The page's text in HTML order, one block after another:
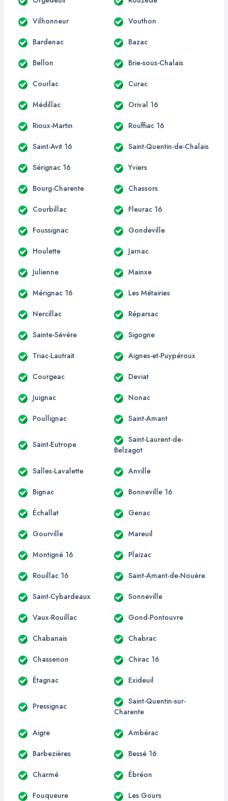
Vilhonneur Vouthon
Bardenac Bazac
Bellon Brie-sous-Chalais
Courlac Curac
Médillac Orival 16
Rioux-Martin Rouffiac 16
Saint-Avit 16 Saint-Quentin-de-Chalais
Sérignac 16 Yviers
Bourg-Charente Chassors
Courbillac Fleurac 16
Foussignac Gondeville
Houlette Jarnac
Julienne Mainxe
Mérignac 16 Les Métairies
Nercillac Réparsac
Sainte-Sévère Sigogne
Triac-Lautrait Aignes-et-Puypéroux
Courgeac Deviat
Juignac Nonac
Poullignac Saint-Amant
Saint-Eutrope
Saint-Laurent-de-
Belzagot
Salles-Lavalette Anville
Bignac Bonneville 16
Échallat Genac
Gourville Mareuil
Montigné 16 Plaizac
Rouillac 16 Saint-Amant-de-Nouère
Saint-Cybardeaux Sonneville
Vaux-Rouillac Gond-Pontouvre
Chabanais Chabrac
Chassenon Chirac 16
Étagnac Exideuil
Pressignac
Saint-Quentin-sur-
Charente
Aigre Ambérac
Barbezières Bessé 16
Charmé Ébréon
Fouqueure Les Gours